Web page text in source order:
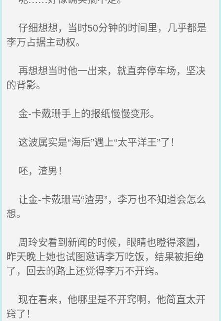
仔细想想，当时50分钟的时间里，几乎都是
李万占据主动权。
再想想当时他一出来，就直奔停车场，坚决
的背影。
金-卡戴珊手上的报纸慢慢变形。
这波属实是“海后”遇上“太平洋王”了！
呸，渣男！
让金-卡戴珊骂“渣男”，李万也不知道会怎么
想。
周玲安看到新闻的时候，眼睛也瞪得滚圆，
昨天晚上她也试图邀请李万吃饭，结果被拒绝
了，回去的路上还觉得李万不开窍。
现在看来，他哪里是不开窍啊，他简直太开
窍了！